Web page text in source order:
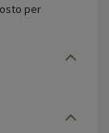
per